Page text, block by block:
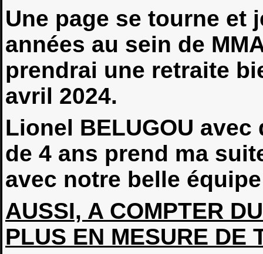
Une page se tourne et
années au sein de
prendrai une retraite
avril 2024.
Lionel BELUGOU
de 4 ans prend ma
avec notre belle
AUSSI, A COMPTER
PLUS EN MESURE DE